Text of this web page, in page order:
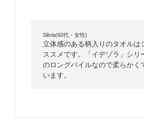
Silvia(60代・女性)
立体感のある柄入りのタオル
ススメです。「イデゾラ」シ
のロングパイルなので柔らか
います。